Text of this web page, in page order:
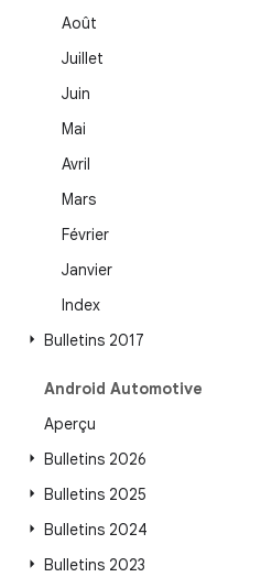
Août
Juillet
Juin
Mai
Avril
Mars
Février
Janvier
Index
Bulletins 2017
Android Automotive
Aperçu
Bulletins 2026
Bulletins 2025
Bulletins 2024
Bulletins 2023